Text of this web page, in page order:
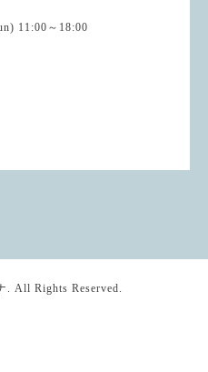
11:00～18:00
. All Rights Reserved.